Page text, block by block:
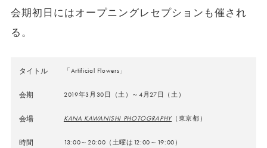
会期初日にはオープニングレセプションも催され
る。
タイトル 「Artificial Flowers」
会期 2019年3月30日（土）～4月27日（土）
会場 KANA KAWANISHI PHOTOGRAPHY（東京都）
時間 13:00～20:00（土曜は12:00～19:00）